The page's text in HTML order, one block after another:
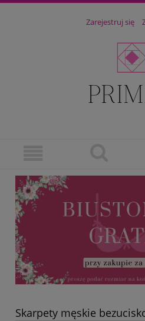
Zarejestruj się
Skarpety męskie